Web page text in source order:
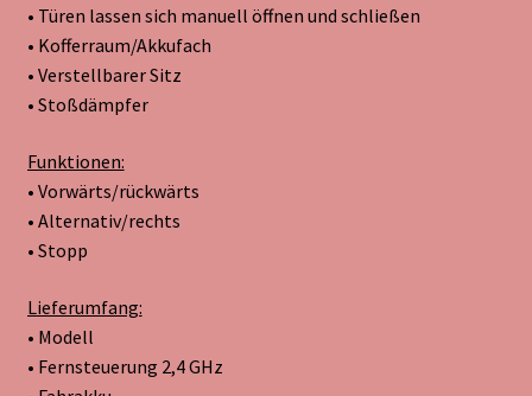
• Türen lassen sich manuell öffnen und schließen
• Kofferraum/Akkufach
• Verstellbarer Sitz
• Stoßdämpfer
Funktionen:
• Vorwärts/rückwärts
• Alternativ/rechts
• Stopp
Lieferumfang:
• Modell
• Fernsteuerung 2,4 GHz